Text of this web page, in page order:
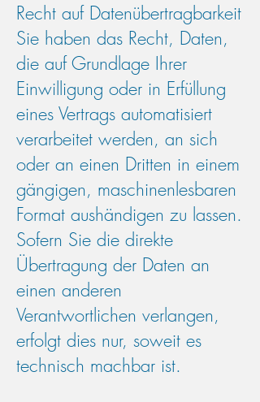
Recht auf Datenübertragbarkeit
Sie haben das Recht, Daten,
die auf Grundlage Ihrer
Einwilligung oder in Erfüllung
eines Vertrags automatisiert
verarbeitet werden, an sich
oder an einen Dritten in einem
gängigen, maschinenlesbaren
Format aushändigen zu lassen.
Sofern Sie die direkte
Übertragung der Daten an
einen anderen
Verantwortlichen verlangen,
erfolgt dies nur, soweit es
technisch machbar ist.